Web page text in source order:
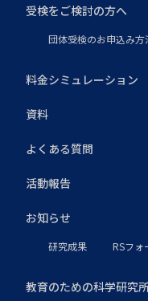
受検をご検討の方へ
団体受検のお申込み方
料金シミュレーション
資料
よくある質問
活動報告
お知らせ
研究成果 RSフォ
教育のための科学研究